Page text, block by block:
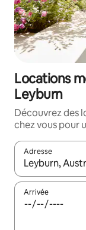
Locations
Leyburn
Découvrez des
chez vous pour
Adresse
Lorsque les
Arrivée